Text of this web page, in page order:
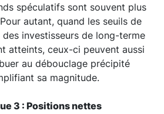
spéculatifs sont souvent plus
autant, quand les seuils de
investisseurs de long-terme
atteints, ceux-ci peuvent aussi
au débouclage précipité
sa magnitude.
3 : Positions nettes